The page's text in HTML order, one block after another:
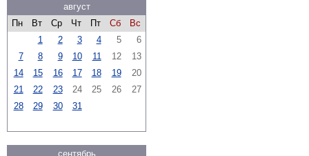
август
Пн
Вт Ср Чт Пт Сб
Вс
1
2 3 4 5
6
7
8 9 10 11 12
13
14
15 16 17 18 19
20
21
22 23 24 25 26
27
28
29 30 31
сентябрь